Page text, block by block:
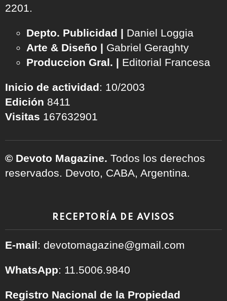
2201.
Depto. Publicidad | Daniel Loggia
Arte & Diseño | Gabriel Geraghty
Produccion Gral. | Editorial Francesa
Inicio de actividad: 10/2003
Edición 8411
Visitas 167632901
© Devoto Magazine. Todos los derechos
reservados. Devoto, CABA, Argentina.
RECEPTORÍA DE AVISOS
E-mail: devotomagazine@gmail.com
WhatsApp: 11.5006.9840
Registro Nacional de la Propiedad